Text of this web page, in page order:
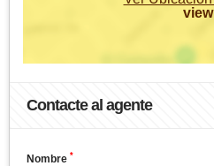
view
Contacte al agente
Nombre *